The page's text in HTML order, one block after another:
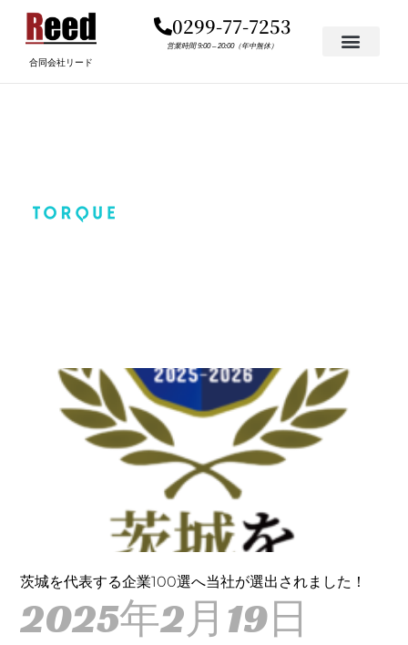
キ
合同会社リード
0299-77-7253
営業時間 9:00 – 20:00（年中無休）
茨城を代表する企業100選へ当社が選出されました！
2025年2月19日